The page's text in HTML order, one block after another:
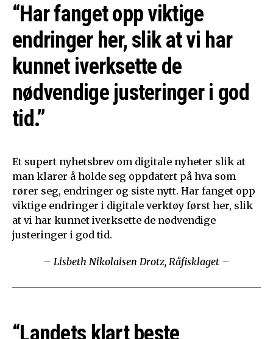
“Har fanget opp viktige
endringer her, slik at vi har
kunnet iverksette de
nødvendige justeringer i god
tid.”
Et supert nyhetsbrev om digitale nyheter slik at
man klarer å holde seg oppdatert på hva som
rører seg, endringer og siste nytt. Har fanget opp
viktige endringer i digitale verktøy først her, slik
at vi har kunnet iverksette de nødvendige
justeringer i god tid.
– Lisbeth Nikolaisen Drotz, Råfisklaget –
“Landets klart beste